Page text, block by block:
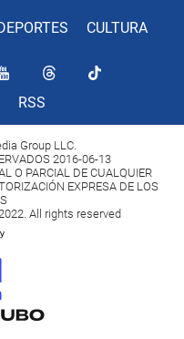
CULTURA
RSS
Group LLC.
2016-06-13
O PARCIAL DE CUALQUIER
EXPRESA DE LOS
All rights reserved